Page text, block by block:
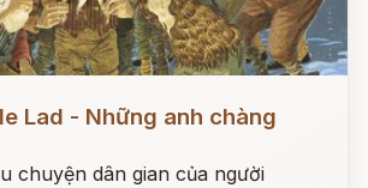
Lad - Những anh chàng
chuyện dân gian của người